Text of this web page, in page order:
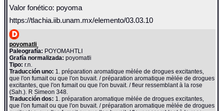
Valor fonético: poyoma
https://tlachia.iib.unam.mx/elemento/03.03.10
poyomatli
Paleografía: POYOMAHTLI
Grafía normalizada: poyomatli
Tipo: r.n.
Traducción uno: 1. préparation aromatique mèlée de drogues excitantes,
que l'on fumait ou que l'on buvait. / préparation aromatique mèlée de drogues
excitantes, que l'on fumait ou que l'on buvait. / fleur ressemblant à la rose
(Sah.). R Simeon 348.
Traducción dos: 1. préparation aromatique mèlée de drogues excitantes,
que l'on fumait ou que l'on buvait. / préparation aromatique mèlée de drogues